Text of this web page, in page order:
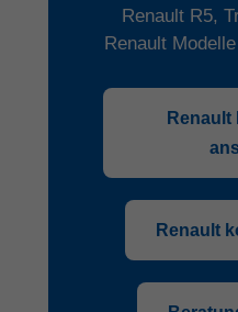
Renault R5,
Renault
Renault
Renault